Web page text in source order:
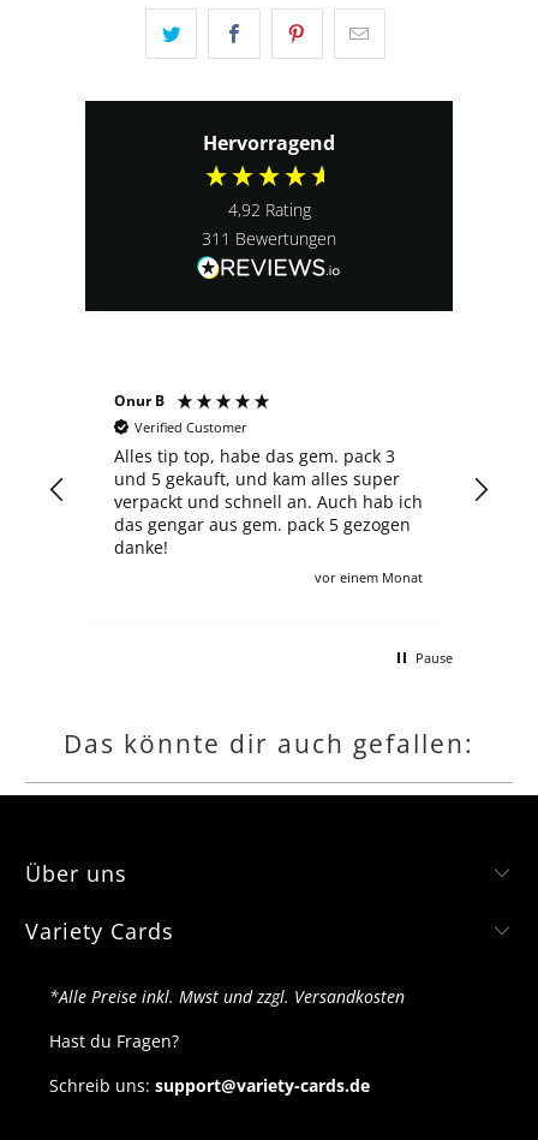
Hervorragend
4,92 Rating
311 Bewertungen
habe das gem. pack 3
und kam alles super
schnell an. Auch hab ich
aus gem. pack 5 gezogen
Der laden ist nicht
finde ich die Preise
überzogen, es gibt shop,
neuer ETB 60-65€ kostet in
zahlt man 100€, wie auch für viele
kompletten Lohn kaputt
Pause
Das könnte dir auch gefallen:
Über uns
Variety Cards
*Alle Preise inkl. Mwst und zzgl. Versandkosten
Hast du Fragen?
Schreib uns: support@variety-cards.de